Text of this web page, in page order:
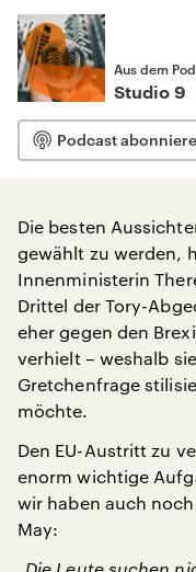
Aus dem
Studio 9
Podcast
Die besten
gewählt zu werden,
Innenministerin
Drittel der Tory-
eher gegen den
verhielt – weshalb
Gretchenfrage
möchte.
Den EU-Austritt zu
enorm wichtige
wir haben auch
May: